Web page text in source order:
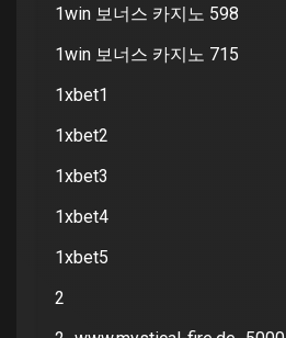
1win 보너스 카지노 598
1win 보너스 카지노 715
1xbet1
1xbet2
1xbet3
1xbet4
1xbet5
2